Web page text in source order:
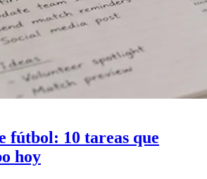
fútbol: 10 tareas que
hoy